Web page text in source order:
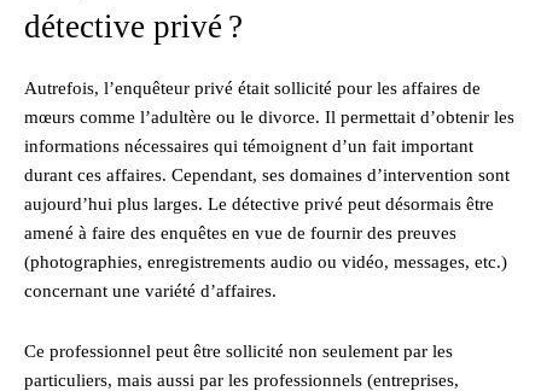
détective privé ?
Autrefois, l’enquêteur privé était sollicité pour les affaires de
mœurs comme l’adultère ou le divorce. Il permettait d’obtenir les
informations nécessaires qui témoignent d’un fait important
durant ces affaires. Cependant, ses domaines d’intervention sont
aujourd’hui plus larges. Le détective privé peut désormais être
amené à faire des enquêtes en vue de fournir des preuves
(photographies, enregistrements audio ou vidéo, messages, etc.)
concernant une variété d’affaires.
Ce professionnel peut être sollicité non seulement par les
particuliers, mais aussi par les professionnels (entreprises,